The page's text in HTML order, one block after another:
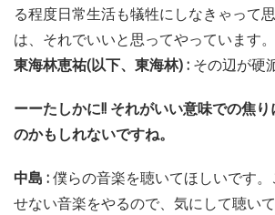
る程度日常生活も犠牲にしなきゃって
は、それでいいと思ってやっています。
東海林恵祐(以下、東海林) : その辺が硬
ーーたしかに!! それがいい意味での焦り
のかもしれないですね。
中島 :僕らの音楽を聴いてほしいです
せない音楽をやるので、気にして聴いて